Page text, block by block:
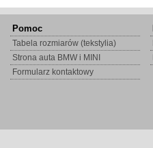
Pomoc
Tabela rozmiarów (tekstylia)
Strona auta BMW i MINI
Formularz kontaktowy